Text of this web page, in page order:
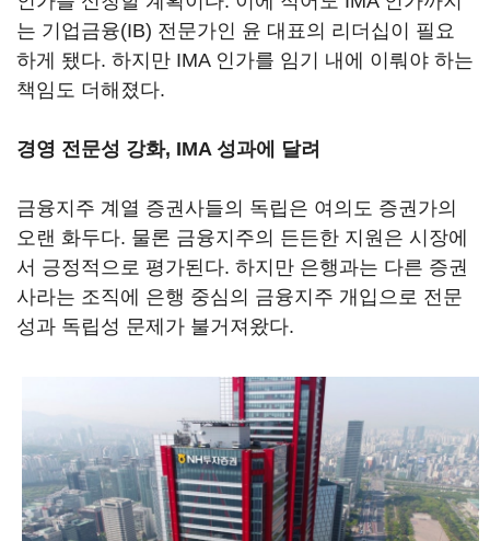
는 기업금융(IB) 전문가인 윤 대표의 리더십이 필요
하게 됐다. 하지만 IMA 인가를 임기 내에 이뤄야 하는
책임도 더해졌다.
경영 전문성 강화, IMA 성과에 달려
금융지주 계열 증권사들의 독립은 여의도 증권가의
오랜 화두다. 물론 금융지주의 든든한 지원은 시장에
서 긍정적으로 평가된다. 하지만 은행과는 다른 증권
사라는 조직에 은행 중심의 금융지주 개입으로 전문
성과 독립성 문제가 불거져왔다.